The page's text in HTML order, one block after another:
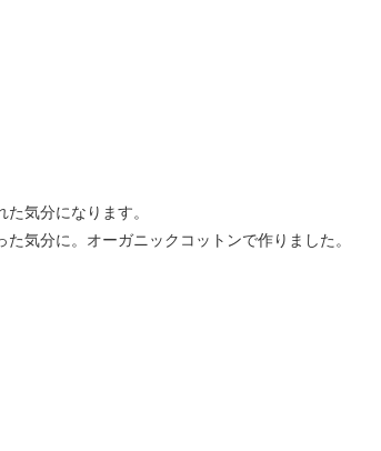
気分になります。
気分に。オーガニックコットンで作りました。